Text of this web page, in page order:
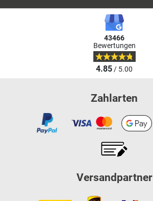
43466
Bewertungen
4.85/ 5.00
Zahlarten
Versandpartner